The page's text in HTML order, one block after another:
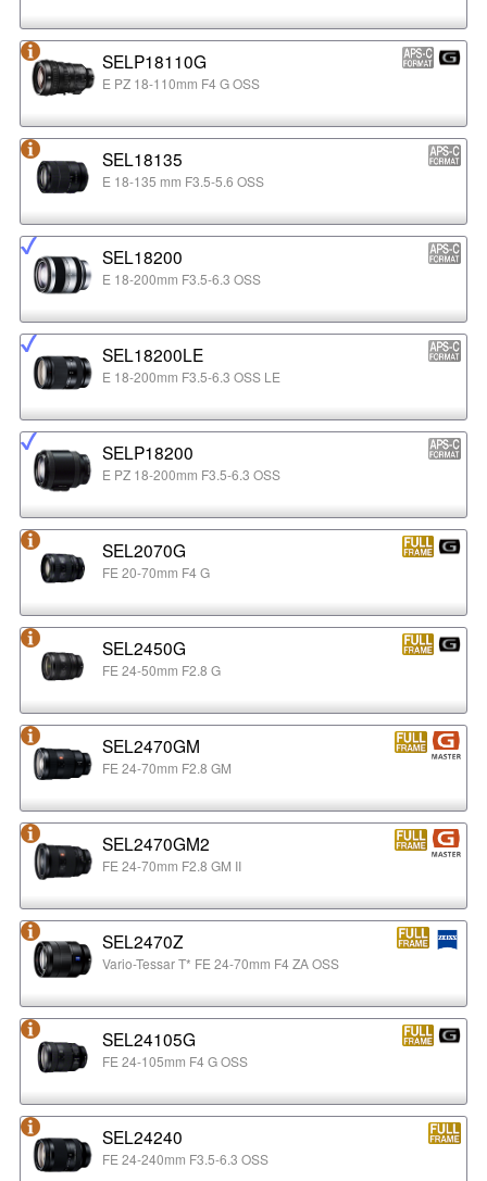
SELP18110G
E PZ 18-110mm F4 G OSS
SEL18135
E 18-135 mm F3.5-5.6 OSS
SEL18200
E 18-200mm F3.5-6.3 OSS
SEL18200LE
E 18-200mm F3.5-6.3 OSS LE
SELP18200
E PZ 18-200mm F3.5-6.3 OSS
SEL2070G
FE 20-70mm F4 G
SEL2450G
FE 24-50mm F2.8 G
SEL2470GM
FE 24-70mm F2.8 GM
SEL2470GM2
FE 24-70mm F2.8 GM II
SEL2470Z
Vario-Tessar T* FE 24-70mm F4 ZA OSS
SEL24105G
FE 24-105mm F4 G OSS
SEL24240
FE 24-240mm F3.5-6.3 OSS